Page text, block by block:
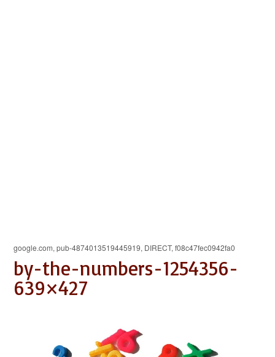
google.com, pub-4874013519445919, DIRECT, f08c47fec0942fa0
by-the-numbers-1254356-
639×427